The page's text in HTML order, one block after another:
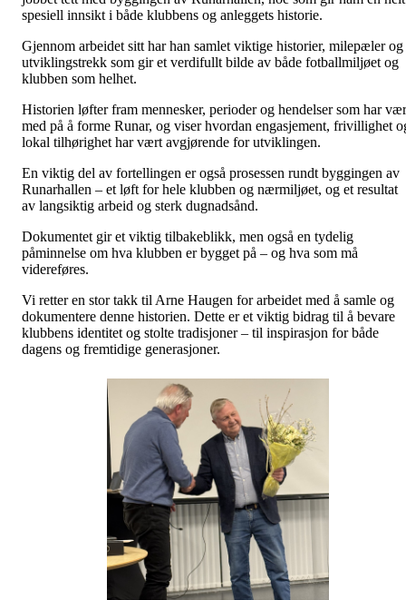
spesiell innsikt i både klubbens og anleggets historie.
Gjennom arbeidet sitt har han samlet viktige historier, milepæler og
utviklingstrekk som gir et verdifullt bilde av både fotballmiljøet og
klubben som helhet.
Historien løfter fram mennesker, perioder og hendelser som har
med på å forme Runar, og viser hvordan engasjement, frivillighet
lokal tilhørighet har vært avgjørende for utviklingen.
En viktig del av fortellingen er også prosessen rundt byggingen av
Runarhallen – et løft for hele klubben og nærmiljøet, og et resultat
av langsiktig arbeid og sterk dugnadsånd.
Dokumentet gir et viktig tilbakeblikk, men også en tydelig
påminnelse om hva klubben er bygget på – og hva som må
videreføres.
Vi retter en stor takk til Arne Haugen for arbeidet med å samle og
dokumentere denne historien. Dette er et viktig bidrag til å bevare
klubbens identitet og stolte tradisjoner – til inspirasjon for både
dagens og fremtidige generasjoner.